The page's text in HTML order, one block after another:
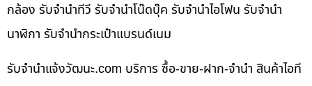
กล้อง รับจำนำทีวี รับจำนำโน๊ดบุ๊ค รับจำนำไอโฟน รับจำนำ
นาฬิกา รับจำนำกระเป๋าแบรนด์เนม
รับจํานําแจ้งวัฒนะ.com บริการ ซื้อ-ขาย-ฝาก-จำนำ สินค้าไอที